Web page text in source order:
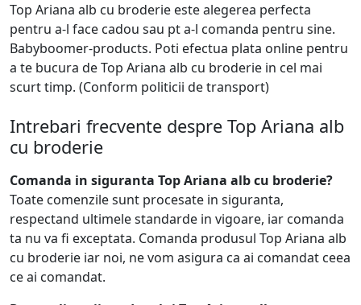
Top Ariana alb cu broderie este alegerea perfecta
pentru a-l face cadou sau pt a-l comanda pentru sine.
Babyboomer-products. Poti efectua plata online pentru
a te bucura de Top Ariana alb cu broderie in cel mai
scurt timp. (Conform politicii de transport)
Intrebari frecvente despre Top Ariana alb
cu broderie
Comanda in siguranta Top Ariana alb cu broderie?
Toate comenzile sunt procesate in siguranta,
respectand ultimele standarde in vigoare, iar comanda
ta nu va fi exceptata. Comanda produsul Top Ariana alb
cu broderie iar noi, ne vom asigura ca ai comandat ceea
ce ai comandat.